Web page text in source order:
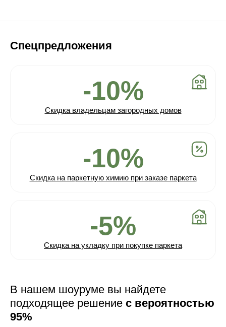
Спецпредложения
-10%
Скидка владельцам загородных домов
-10%
Скидка на паркетную химию при заказе паркета
-5%
Скидка на укладку при покупке паркета
В нашем шоуруме вы найдете
подходящее решение с вероятностью
95%